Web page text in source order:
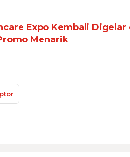
Expo Kembali Digelar
Menarik